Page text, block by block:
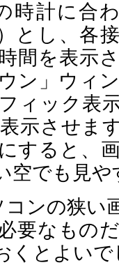
時計に合わ
とし、各接
間を表示さ
ン」ウィン
ィック表
示させま
すると、
空でも見
ンの狭い
要なもの
くとよい